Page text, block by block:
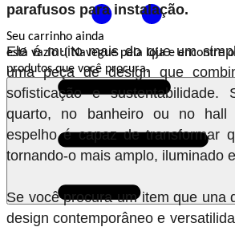
Seu carrinho ainda
está vazio :( Navegue pela loja e encontre
produtos que você procura.
parafusos para instalação.
Ele é muito mais do que um
uma peça de design que
sofisticação e
quarto, no banheiro ou no hall
espelho é capaz de transformar
tornando-o mais amplo, iluminado
Se você procura um item que una
design contemporâneo e